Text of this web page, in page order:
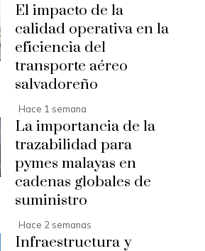
El impacto de la
calidad operativa en la
eficiencia del
transporte aéreo
salvadoreño
Hace 1 semana
La importancia de la
trazabilidad para
pymes malayas en
cadenas globales de
suministro
Hace 2 semanas
Infraestructura y